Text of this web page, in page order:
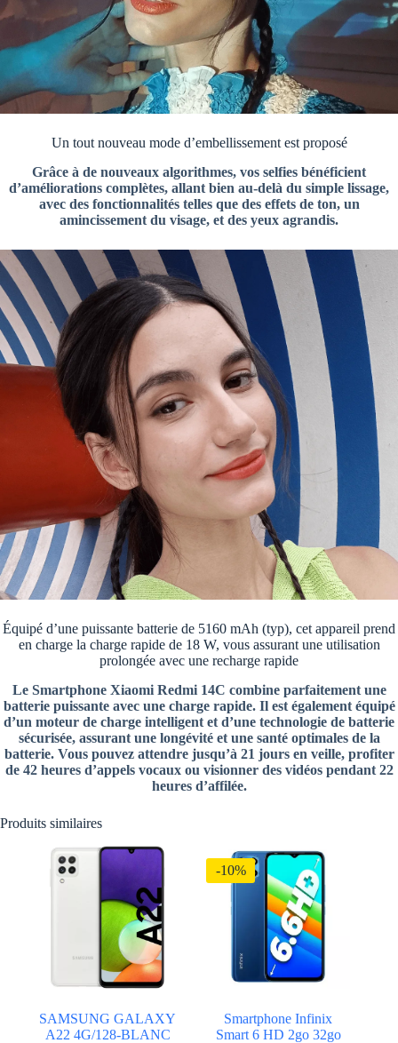
Un tout nouveau mode d’embellissement est proposé
Grâce à de nouveaux algorithmes, vos selfies bénéficient
d’améliorations complètes, allant bien au-delà du simple lissage,
avec des fonctionnalités telles que des effets de ton, un
amincissement du visage, et des yeux agrandis.
Équipé d’une puissante batterie de 5160 mAh (typ), cet appareil prend
en charge la charge rapide de 18 W, vous assurant une utilisation
prolongée avec une recharge rapide
Le Smartphone Xiaomi Redmi 14C combine parfaitement une
batterie puissante avec une charge rapide. Il est également équipé
d’un moteur de charge intelligent et d’une technologie de batterie
sécurisée, assurant une longévité et une santé optimales de la
batterie. Vous pouvez attendre jusqu’à 21 jours en veille, profiter
de 42 heures d’appels vocaux ou visionner des vidéos pendant 22
heures d’affilée.
Produits similaires
SAMSUNG GALAXY
A22 4G/128-BLANC
-10%
Smartphone Infinix
Smart 6 HD 2go 32go